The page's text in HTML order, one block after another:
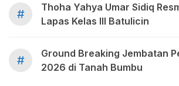
#
Thoha Yahya Umar Sidiq
Lapas Kelas III Batulicin
#
Ground Breaking Jembatan
2026 di Tanah Bumbu